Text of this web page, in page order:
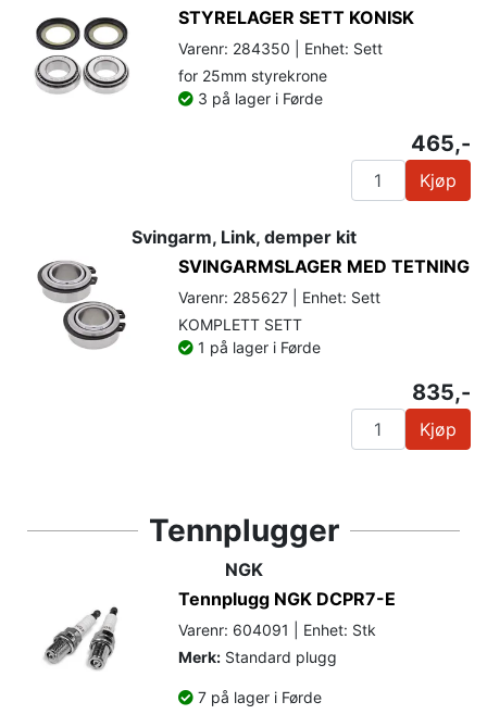
STYRELAGER SETT KONISK
Varenr: 284350 | Enhet: Sett
for 25mm styrekrone
3 på lager i Førde
465,-
Kjøp
Svingarm, Link, demper kit
SVINGARMSLAGER MED TETNING
Varenr: 285627 | Enhet: Sett
KOMPLETT SETT
1 på lager i Førde
835,-
Kjøp
Tennplugger
NGK
Tennplugg NGK DCPR7-E
Varenr: 604091 | Enhet: Stk
Merk: Standard plugg
7 på lager i Førde